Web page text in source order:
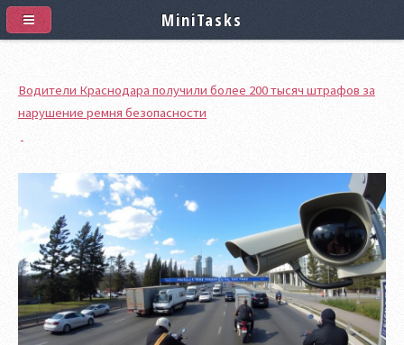
Водители Краснодара получили более 200 тысяч штрафов за
нарушение ремня безопасности
MiniTasks